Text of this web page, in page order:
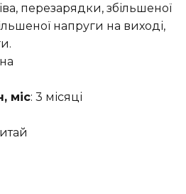
перезарядки, збільшеної
напруги на виході,
міс: 3 місяці